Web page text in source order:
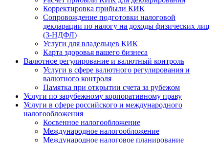
Корректировка прибыли КИК
Сопровождение подготовки налоговой
декларации по налогу на доходы физических лиц
(3-НДФЛ)
Услуги для владельцев КИК
Карта здоровья вашего бизнеса
Валютное регулирование и валютный контроль
Услуги в сфере валютного регулирования и
валютного контроля
Памятка при открытии счета за рубежом
Услуги по зарубежному корпоративному праву
Услуги в сфере российского и международного
налогообложения
Косвенное налогообложение
Международное налогообложение
Международное налоговое планирование